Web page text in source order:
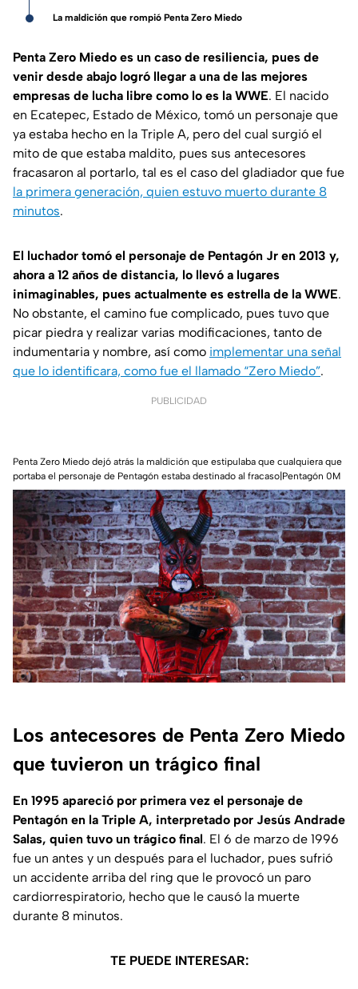
La maldición que rompió Penta Zero Miedo
Penta Zero Miedo es un caso de resiliencia, pues de
venir desde abajo logró llegar a una de las mejores
empresas de lucha libre como lo es la WWE. El nacido
en Ecatepec, Estado de México, tomó un personaje que
ya estaba hecho en la Triple A, pero del cual surgió el
mito de que estaba maldito, pues sus antecesores
fracasaron al portarlo, tal es el caso del gladiador que fue
la primera generación, quien estuvo muerto durante 8
minutos.
El luchador tomó el personaje de Pentagón Jr en 2013 y,
ahora a 12 años de distancia, lo llevó a lugares
inimaginables, pues actualmente es estrella de la WWE.
No obstante, el camino fue complicado, pues tuvo que
picar piedra y realizar varias modificaciones, tanto de
indumentaria y nombre, así como implementar una señal
que lo identificara, como fue el llamado “Zero Miedo”.
PUBLICIDAD
Penta Zero Miedo dejó atrás la maldición que estipulaba que cualquiera que
portaba el personaje de Pentagón estaba destinado al fracaso|Pentagón 0M
Los antecesores de Penta Zero Miedo
que tuvieron un trágico final
En 1995 apareció por primera vez el personaje de
Pentagón en la Triple A, interpretado por Jesús Andrade
Salas, quien tuvo un trágico final. El 6 de marzo de 1996
fue un antes y un después para el luchador, pues sufrió
un accidente arriba del ring que le provocó un paro
cardiorrespiratorio, hecho que le causó la muerte
durante 8 minutos.
TE PUEDE INTERESAR: